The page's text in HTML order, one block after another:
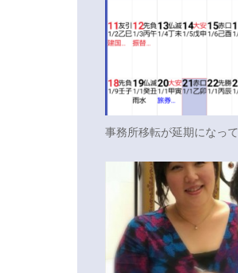
事務所移転が延期になって